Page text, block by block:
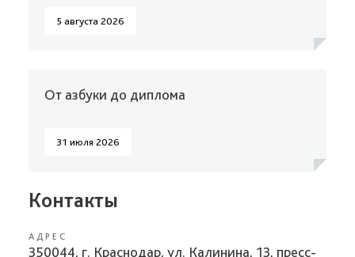
5 августа 2026
От азбуки до диплома
31 июля 2026
Контакты
АДРЕС
350044, г. Краснодар, ул. Калинина, 13, пресс-